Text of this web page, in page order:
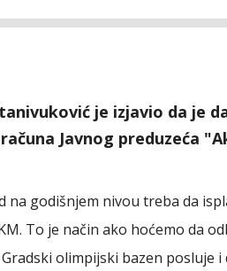
je izjavio da je
Javnog preduzeća
na godišnjem nivou treba da
To je način ako hoćemo da
olimpijski bazen posluje i